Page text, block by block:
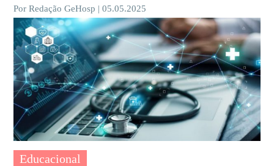
Por Redação GeHosp | 05.05.2025
Educacional